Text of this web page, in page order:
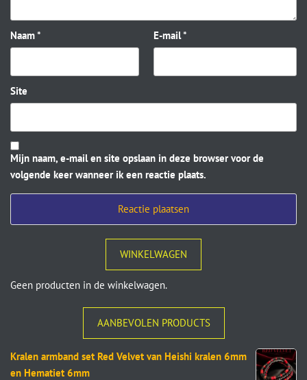
Naam* E-mail*
Site
Mijn naam, e-mail en site opslaan in deze browser voor de
volgende keer wanneer ik een reactie plaats.
WINKELWAGEN
Geen producten in de winkelwagen.
AANBEVOLEN PRODUCTS
Kralen armband set Red Velvet van Heishi kralen 6mm
en Hematiet 6mm